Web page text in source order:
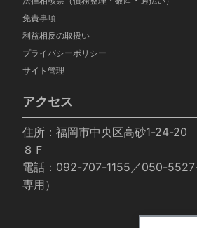
免責事項
利益相反の取扱い
プライバシーポリシー
サイト管理
アクセス
住所：福岡市中央区高砂1-24-20
８Ｆ
電話：092-707-1155／050-
専用）